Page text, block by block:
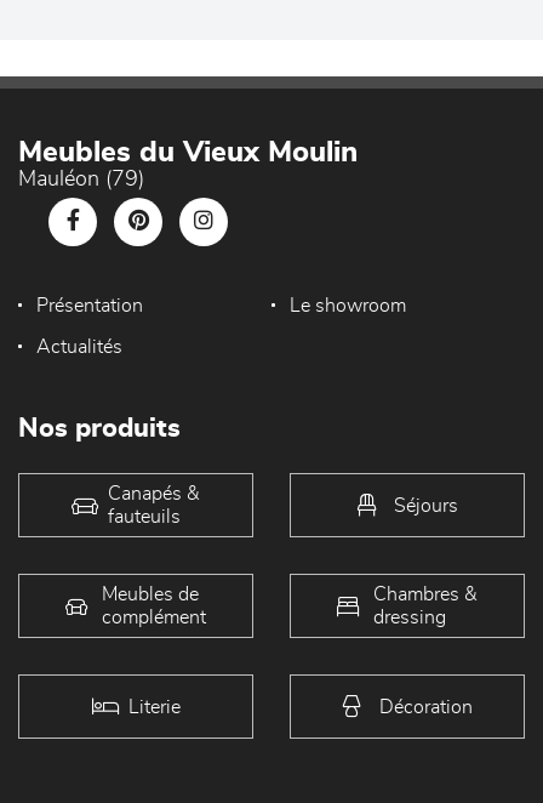
Meubles du Vieux Moulin
Mauléon (79)
Présentation Le showroom
Actualités
Nos produits
Canapés &
fauteuils
Séjours
Meubles de
complément
Chambres &
dressing
Literie Décoration